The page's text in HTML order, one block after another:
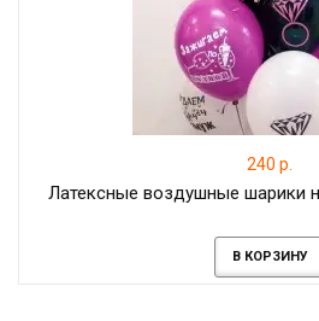
240 р.
Латексные воздушные шарики
В КОРЗИНУ